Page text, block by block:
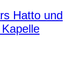
Hatto und